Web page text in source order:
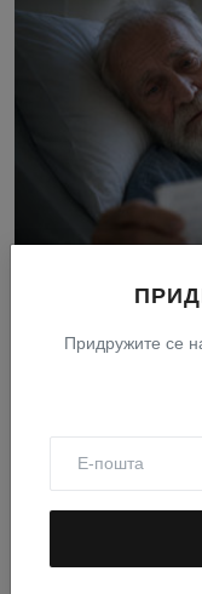
Придружите се
Пропуштен позив
Мај 26, 2026 15